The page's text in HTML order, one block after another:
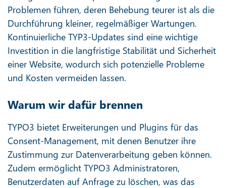
Problemen führen, deren Behebung teurer ist als die
Durchführung kleiner, regelmäßiger Wartungen.
Kontinuierliche TYP3-Updates sind eine wichtige
Investition in die langfristige Stabilität und Sicherheit
einer Website, wodurch sich potenzielle Probleme
und Kosten vermeiden lassen.
Warum wir dafür brennen
TYPO3 bietet Erweiterungen und Plugins für das
Consent-Management, mit denen Benutzer ihre
Zustimmung zur Datenverarbeitung geben können.
Zudem ermöglicht TYPO3 Administratoren,
Benutzerdaten auf Anfrage zu löschen, was das